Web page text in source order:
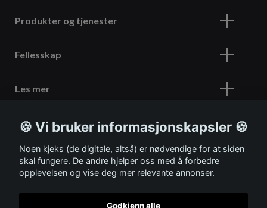
Produkter og tjenester
Fellesskap
Les mer
Meld deg på vårt nyhetsbrev
🍪 Vi bruker informasjonskapsler 🍪
Noen kjeks (de digitale, altså) er nødvendige for at siden
skal fungere. De andre hjelper oss med å forbedre
opplevelsen og vise deg mer relevante annonser.
Godkjenn alle